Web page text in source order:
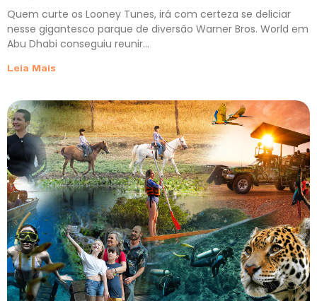
Quem curte os Looney Tunes, irá com certeza se deliciar
nesse gigantesco parque de diversão Warner Bros. World em
Abu Dhabi conseguiu reunir…
Leia Mais